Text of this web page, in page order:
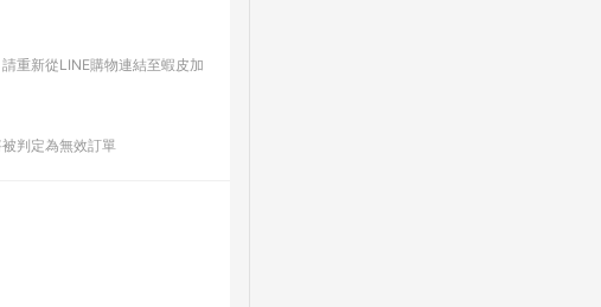
重新從LINE購物連結至蝦皮加
判定為無效訂單